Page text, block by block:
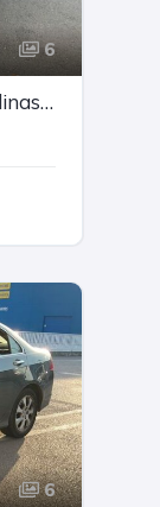
6
Kia Sportage nuo 71 €/ mėn Dyzelinas 2007m. Visureigis Mechaninė
6